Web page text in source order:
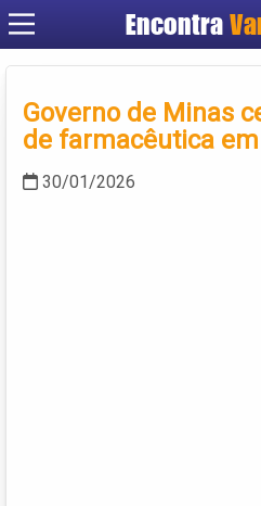
Encontra
Governo de Minas
de farmacêutica
30/01/2026